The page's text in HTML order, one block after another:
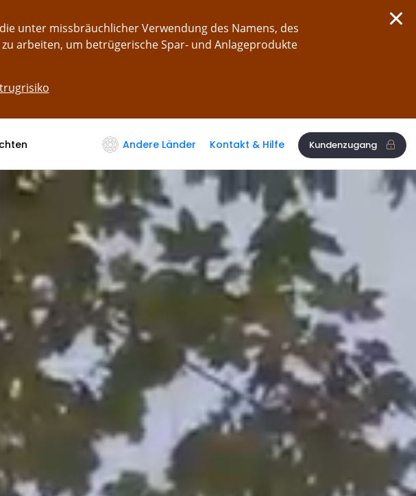
unter missbräuchlicher Verwendung des Namens, des
arbeiten, um betrügerische Spar- und Anlageprodukte
Andere Länder Kontakt & Hilfe Kundenzugang